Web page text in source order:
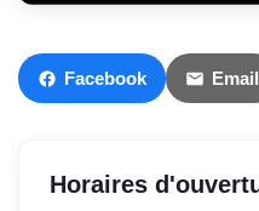
Facebook Email
Horaires